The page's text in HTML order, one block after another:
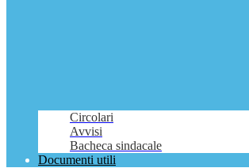
Circolari
Avvisi
Bacheca sindacale
Documenti utili